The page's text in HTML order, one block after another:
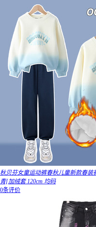
秋贝芬女童运动裤春秋儿童新款春装
青[加绒套 120cm 均码
0条评价